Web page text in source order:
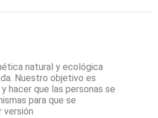
natural y ecológica
Nuestro objetivo es
hacer que las personas se
para que se
versión